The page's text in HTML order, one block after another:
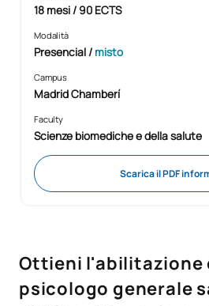
18 mesi / 90 ECTS
Modalità
Presencial/ misto
Campus
Madrid Chamberí
Faculty
Scienze biomediche e della salute
Scarica il PDF
Ottieni l'abilitazione
psicologo generale